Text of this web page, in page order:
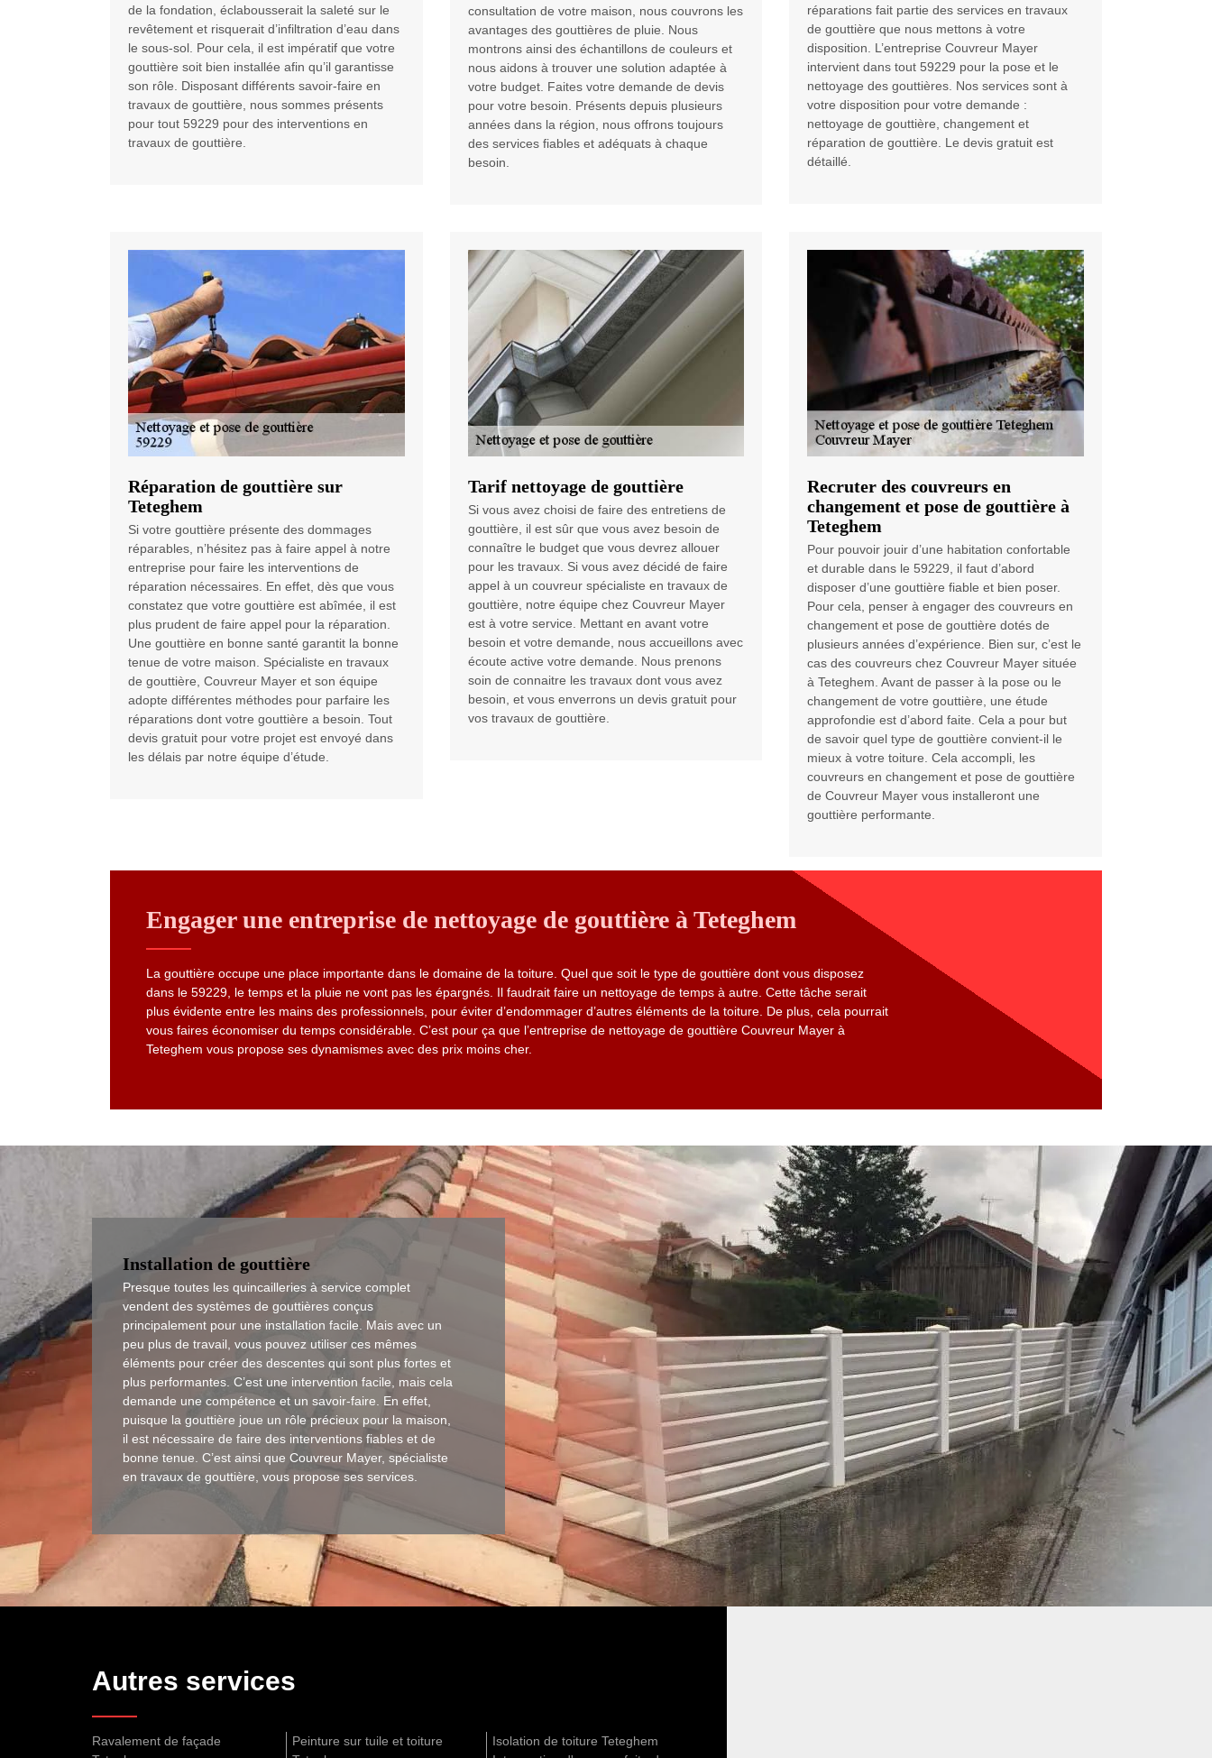
de la fondation, éclabousserait la saleté sur le
revêtement et risquerait d’infiltration d’eau dans
le sous-sol. Pour cela, il est impératif que votre
gouttière soit bien installée afin qu’il garantisse
son rôle. Disposant différents savoir-faire en
travaux de gouttière, nous sommes présents
pour tout 59229 pour des interventions en
travaux de gouttière.
consultation de votre maison, nous couvrons les
avantages des gouttières de pluie. Nous
montrons ainsi des échantillons de couleurs et
nous aidons à trouver une solution adaptée à
votre budget. Faites votre demande de devis
pour votre besoin. Présents depuis plusieurs
années dans la région, nous offrons toujours
des services fiables et adéquats à chaque
besoin.
réparations fait partie des services en travaux
de gouttière que nous mettons à votre
disposition. L’entreprise Couvreur Mayer
intervient dans tout 59229 pour la pose et le
nettoyage des gouttières. Nos services sont à
votre disposition pour votre demande :
nettoyage de gouttière, changement et
réparation de gouttière. Le devis gratuit est
détaillé.
Réparation de gouttière sur
Teteghem
Si votre gouttière présente des dommages
réparables, n’hésitez pas à faire appel à notre
entreprise pour faire les interventions de
réparation nécessaires. En effet, dès que vous
constatez que votre gouttière est abîmée, il est
plus prudent de faire appel pour la réparation.
Une gouttière en bonne santé garantit la bonne
tenue de votre maison. Spécialiste en travaux
de gouttière, Couvreur Mayer et son équipe
adopte différentes méthodes pour parfaire les
réparations dont votre gouttière a besoin. Tout
devis gratuit pour votre projet est envoyé dans
les délais par notre équipe d’étude.
Tarif nettoyage de gouttière
Si vous avez choisi de faire des entretiens de
gouttière, il est sûr que vous avez besoin de
connaître le budget que vous devrez allouer
pour les travaux. Si vous avez décidé de faire
appel à un couvreur spécialiste en travaux de
gouttière, notre équipe chez Couvreur Mayer
est à votre service. Mettant en avant votre
besoin et votre demande, nous accueillons avec
écoute active votre demande. Nous prenons
soin de connaitre les travaux dont vous avez
besoin, et vous enverrons un devis gratuit pour
vos travaux de gouttière.
Recruter des couvreurs en
changement et pose de gouttière à
Teteghem
Pour pouvoir jouir d’une habitation confortable
et durable dans le 59229, il faut d’abord
disposer d’une gouttière fiable et bien poser.
Pour cela, penser à engager des couvreurs en
changement et pose de gouttière dotés de
plusieurs années d’expérience. Bien sur, c’est le
cas des couvreurs chez Couvreur Mayer située
à Teteghem. Avant de passer à la pose ou le
changement de votre gouttière, une étude
approfondie est d’abord faite. Cela a pour but
de savoir quel type de gouttière convient-il le
mieux à votre toiture. Cela accompli, les
couvreurs en changement et pose de gouttière
de Couvreur Mayer vous installeront une
gouttière performante.
Engager une entreprise de nettoyage de gouttière à Teteghem
La gouttière occupe une place importante dans le domaine de la toiture. Quel que soit le type de gouttière dont vous disposez
dans le 59229, le temps et la pluie ne vont pas les épargnés. Il faudrait faire un nettoyage de temps à autre. Cette tâche serait
plus évidente entre les mains des professionnels, pour éviter d’endommager d’autres éléments de la toiture. De plus, cela pourrait
vous faires économiser du temps considérable. C’est pour ça que l’entreprise de nettoyage de gouttière Couvreur Mayer à
Teteghem vous propose ses dynamismes avec des prix moins cher.
Installation de gouttière
Presque toutes les quincailleries à service complet
vendent des systèmes de gouttières conçus
principalement pour une installation facile. Mais avec un
peu plus de travail, vous pouvez utiliser ces mêmes
éléments pour créer des descentes qui sont plus fortes et
plus performantes. C’est une intervention facile, mais cela
demande une compétence et un savoir-faire. En effet,
puisque la gouttière joue un rôle précieux pour la maison,
il est nécessaire de faire des interventions fiables et de
bonne tenue. C’est ainsi que Couvreur Mayer, spécialiste
en travaux de gouttière, vous propose ses services.
Autres services
Ravalement de façade
Peinture sur tuile et toiture
Isolation de toiture Teteghem